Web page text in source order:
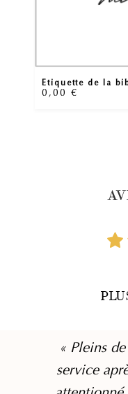
Etiquette de la
0,00 €
« Pleins
service